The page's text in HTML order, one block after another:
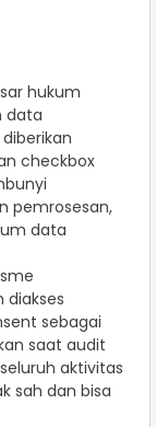
hukum
data
checkbox
pemrosesan,
data
sebagai
saat audit
aktivitas
sah dan bisa